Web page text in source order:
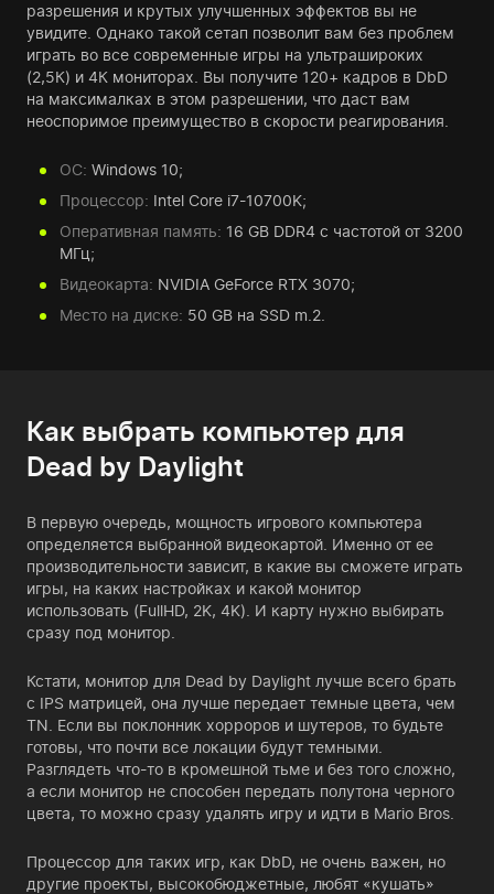
разрешения и крутых улучшенных эффектов вы не
увидите. Однако такой сетап позволит вам без проблем
играть во все современные игры на ультрашироких
(2,5К) и 4К мониторах. Вы получите 120+ кадров в DbD
на максималках в этом разрешении, что даст вам
неоспоримое преимущество в скорости реагирования.
ОС: Windows 10;
Процессор: Intel Core i7-10700K;
Оперативная память: 16 GB DDR4 с частотой от 3200
МГц;
Видеокарта: NVIDIA GeForce RTX 3070;
Место на диске: 50 GB на SSD m.2.
Как выбрать компьютер для
Dead by Daylight
В первую очередь, мощность игрового компьютера
определяется выбранной видеокартой. Именно от ее
производительности зависит, в какие вы сможете играть
игры, на каких настройках и какой монитор
использовать (FullHD, 2K, 4K). И карту нужно выбирать
сразу под монитор.
Кстати, монитор для Dead by Daylight лучше всего брать
с IPS матрицей, она лучше передает темные цвета, чем
TN. Если вы поклонник хорроров и шутеров, то будьте
готовы, что почти все локации будут темными.
Разглядеть что-то в кромешной тьме и без того сложно,
а если монитор не способен передать полутона черного
цвета, то можно сразу удалять игру и идти в Mario Bros.
Процессор для таких игр, как DbD, не очень важен, но
другие проекты, высокобюджетные, любят «кушать»